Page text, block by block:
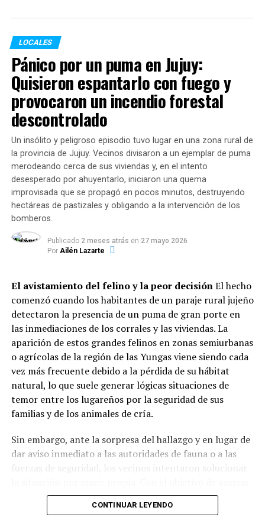
Comedores (almuerzo y cena):
1.192.409 raciones en 2024 a
lo que representa un incremento del106%
Copas de leche (desayuno y merienda):
Crecieron de 1.445.270 raciones a 2.883.504 en
2026(suba del99%
En conjunto, las entidades administraron5.340.528
raciones alimentarias en lo que va del año,
garantizando el derecho básico a la alimentación de
niños, niñas, adolescentes y adultos de sectores
vulnerables.
Dinámica del servicio: Modalidades
El informe evidencia que la atención se adaptó a los
hábitos de pospandemia: el83% de las instituciones
entrega viandas para llevar, el13,2% sostiene la
atención presencial en salón y el3,7% distribuye
módulos alimentarios.
Respecto a la distribución horaria de las raciones, la
mayor demanda se concentra durante el contraturno
escolar y laboral:
Cenas:33,3%.
LOCALES
Pánico por un puma en Jujuy:
Quisieron espantarlo con fuego y
provocaron un incendio forestal
descontrolado
Un insólito y peligroso episodio tuvo lugar en una zona rural de
la provincia de Jujuy. Vecinos divisaron a un ejemplar de puma
merodeando cerca de sus viviendas y, en el intento
desesperado por ahuyentarlo, iniciaron una quema
improvisada que se propagó en pocos minutos, destruyendo
hectáreas de pastizales y obligando a la intervención de los
bomberos.
Publicado 2 meses atrás en 27 mayo 2026
Por Ailén Lazarte
El avistamiento del felino y la peor decisiónEl hecho
comenzó cuando los habitantes de un paraje rural jujeño
detectaron la presencia de un puma de gran porte en
las inmediaciones de los corrales y las viviendas. La
aparición de estos grandes felinos en zonas semiurbanas
o agrícolas de la región de las Yungas viene siendo cada
vez más frecuente debido a la pérdida de su hábitat
natural, lo que suele generar lógicas situaciones de
temor entre los lugareños por la seguridad de sus
familias y de los animales de cría.
Sin embargo, ante la sorpresa del hallazgo y en lugar de
dar aviso inmediato a las autoridades de fauna o a las
fuerzas de seguridad, los vecinos intentaron solucionar
al animal para que regresara hacia el monte, decidieron
encender fogatas de manera precaria y arrojar ramas
CONTINUAR LEYENDO